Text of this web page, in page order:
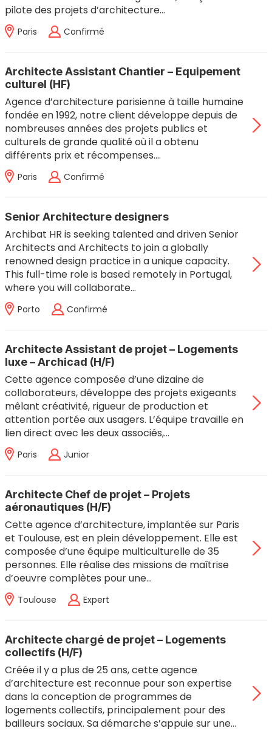
pilote des projets d’architecture…
Paris Confirmé
Architecte Assistant Chantier – Equipement
culturel (HF)
Agence d’architecture parisienne à taille humaine
fondée en 1992, notre client développe depuis de
nombreuses années des projets publics et
culturels de grande qualité où il a obtenu
différents prix et récompenses.…
Paris Confirmé
Senior Architecture designers
Archibat HR is seeking talented and driven Senior
Architects and Architects to join a globally
renowned design practice in a unique capacity.
This full-time role is based remotely in Portugal,
where you will collaborate…
Porto Confirmé
Architecte Assistant de projet – Logements
luxe – Archicad (H/F)
Cette agence composée d’une dizaine de
collaborateurs, développe des projets exigeants
mêlant créativité, rigueur de production et
attention portée aux usagers. L’équipe travaille en
lien direct avec les deux associés,…
Paris Junior
Architecte Chef de projet – Projets
aéronautiques (H/F)
Cette agence d’architecture, implantée sur Paris
et Toulouse, est en plein développement. Elle est
composée d’une équipe multiculturelle de 35
personnes. Elle réalise des missions de maîtrise
d’oeuvre complètes pour une…
Toulouse Expert
Architecte chargé de projet – Logements
collectifs (H/F)
Créée il y a plus de 25 ans, cette agence
d’architecture est reconnue pour son expertise
dans la conception de programmes de
logements collectifs, principalement pour des
bailleurs sociaux. Sa démarche s’appuie sur une…